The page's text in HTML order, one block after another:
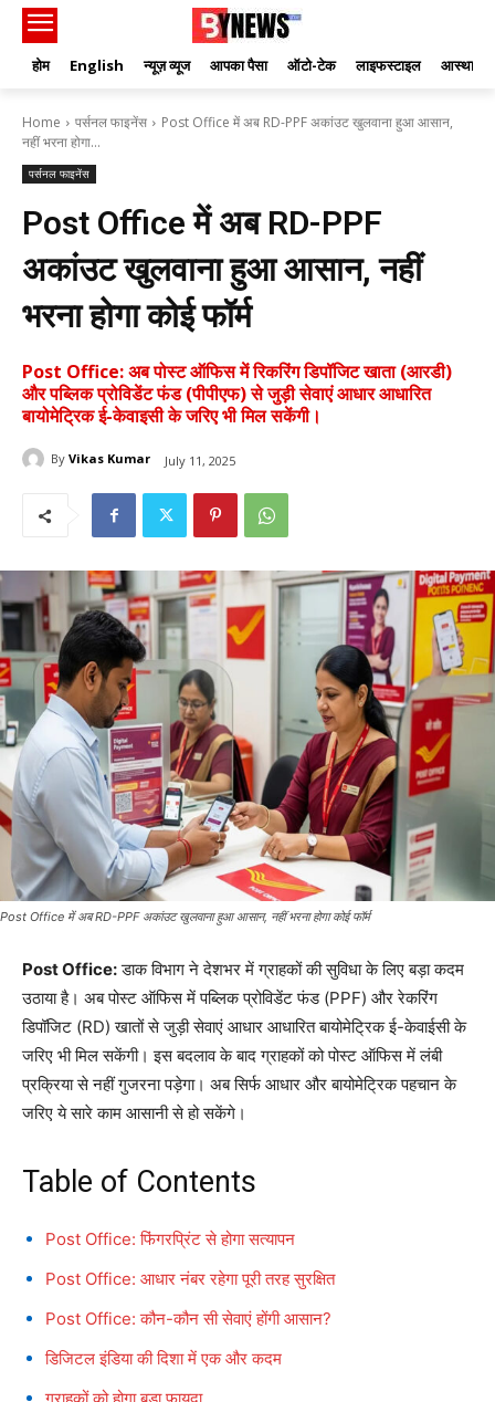
होम English न्यूज़ व्यूज आपका पैसा ऑटो-टेक लाइफस्टाइल आस्था
Home पर्सनल फाइनेंस
Post Office में अब RD-PPF अकांउट खुलवाना हुआ आसान,
नहीं भरना होगा...
पर्सनल फाइनेंस
Post Office में अब RD-PPF
अकांउट खुलवाना हुआ आसान, नहीं
भरना होगा कोई फॉर्म
Post Office: अब पोस्ट ऑफिस में रिकरिंग डिपॉजिट खाता (आरडी)
और पब्लिक प्रोविडेंट फंड (पीपीएफ) से जुड़ी सेवाएं आधार आधारित
बायोमेट्रिक ई-केवाइसी के जरिए भी मिल सकेंगी।
By Vikas Kumar July 11, 2025
Post Office में अब RD-PPF अकांउट खुलवाना हुआ आसान, नहीं भरना होगा कोई फॉर्म
Post Office:डाक विभाग ने देशभर में ग्राहकों की सुविधा के लिए बड़ा कदम
उठाया है। अब पोस्ट ऑफिस में पब्लिक प्रोविडेंट फंड (PPF) और रेकरिंग
डिपॉजिट (RD) खातों से जुड़ी सेवाएं आधार आधारित बायोमेट्रिक ई-केवाईसी के
जरिए भी मिल सकेंगी। इस बदलाव के बाद ग्राहकों को पोस्ट ऑफिस में लंबी
प्रक्रिया से नहीं गुजरना पड़ेगा। अब सिर्फ आधार और बायोमेट्रिक पहचान के
जरिए ये सारे काम आसानी से हो सकेंगे।
Table of Contents
Post Office: फिंगरप्रिंट से होगा सत्यापन
Post Office: आधार नंबर रहेगा पूरी तरह सुरक्षित
Post Office: कौन-कौन सी सेवाएं होंगी आसान?
डिजिटल इंडिया की दिशा में एक और कदम